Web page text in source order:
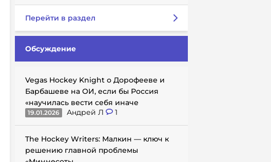
Перейти в раздел
Обсуждение
Vegas Hockey Knight о Дорофееве и
Барбашеве на ОИ, если бы Россия
«научилась вести себя иначе
19.01.2026 Андрей Л 1
The Hockey Writers: Малкин — ключ к
решению главной проблемы